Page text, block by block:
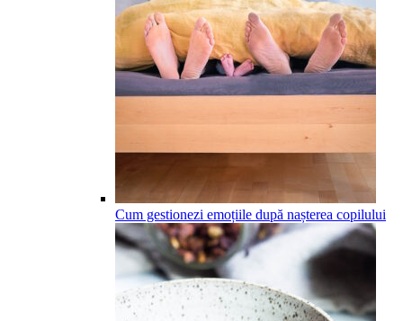
Cum gestionezi emoțiile după nașterea copilului